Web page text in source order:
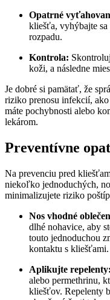
Opatrné
kliešťa, vyhýbajte
rozpadu.
Kontrola:
‌koži, a následne⁤
Je dobré si​ pamätať, že
⁢riziko prenosu ⁢infekcií,
máte pochybnosti ⁢alebo
lekárom.
Preventívne
Na prevenciu pred
niekoľko jednoduchých,
minimalizujete riziko
Nos vhodné
dlhé nohavice,​ aby
touto jednoduchou
kontaktu⁣ s kliešťami.
Aplikujte ⁣repelenty:
alebo permethrinu,
kliešťov. Repelenty